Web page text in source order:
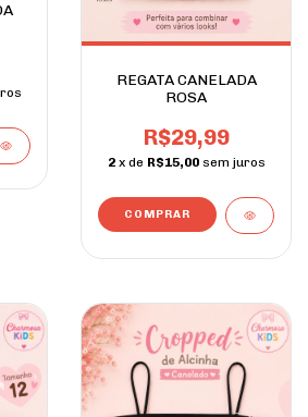
REGATA CANELADA
ROSA
R$29,99
2 x de R$15,00 sem juros
COMPRAR